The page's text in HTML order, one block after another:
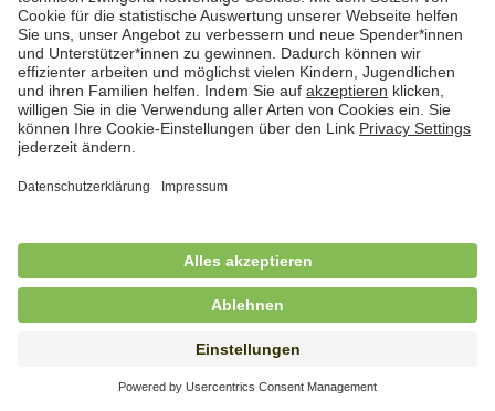
Kinderdorf Essen, Essen
Hauswirtschaftskraft (m/w/d)
in unbefristeter Anstellung, Teilzeit (20 Std./Wo.), SOS-
Hauswirtschaftskraft (m/w/d) für
Kinderdorffamilie
in unbefristeter Anstellung, Teilzeit (19,25 Std./Wo.),
SOS-Kinderdorf Ammersee-Lech, Dießen am